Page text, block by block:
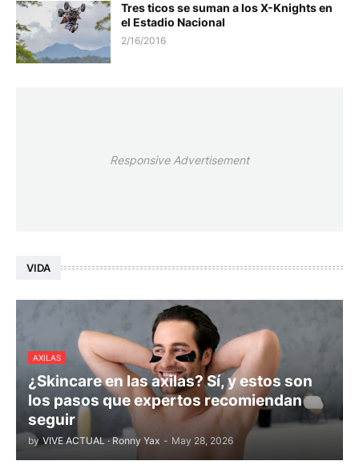
Tres ticos se suman a los X-Knights en
el Estadio Nacional
2/16/2016
Responsive Advertisement
VIDA
AXILAS
¿Skincare en las axilas? Sí, y estos son
los pasos que expertos recomiendan
seguir
by VIVE ACTUAL · Ronny Yax - May 28, 2026